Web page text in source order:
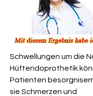
Schwellungen um die
Hüftendoprothetik
Patienten
sie Schmerzen und